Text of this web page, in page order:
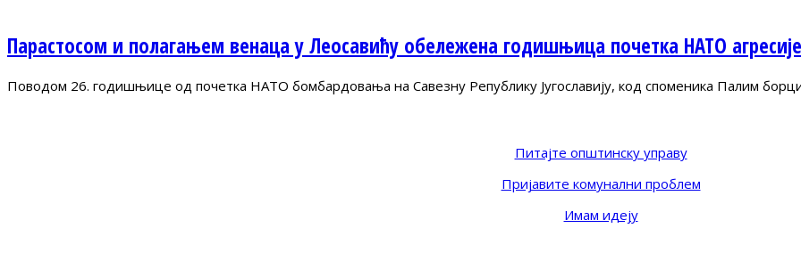
Парастосом и полагањем венаца у Леосавићу обележена годишњица почетка НАТО агресије
Поводом 26. годишњице од почетка НАТО бомбардовања на Савезну Републику Југославију, код споменика Палим
Питајте општинску управу
Пријавите комунални проблем
Имам идеју